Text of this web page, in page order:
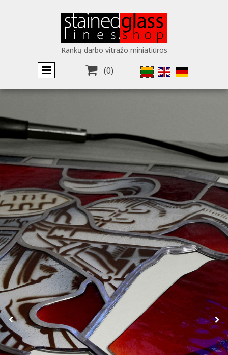
Rankų darbo vitražo miniatiūros
 (0)